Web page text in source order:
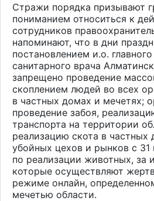
Стражи порядка призывают
пониманием относиться к
сотрудников
напоминают, что в дни
постановлением и.о.
санитарного врача
запрещено проведение
скоплением людей во всех
в частных домах и мечетях;
проведение забоя,
транспорта на территории
реализацию скота в частных
убойных цехов и рынков с 31
по реализации животных, за
которые осуществляют
режиме онлайн,
мечетью области.